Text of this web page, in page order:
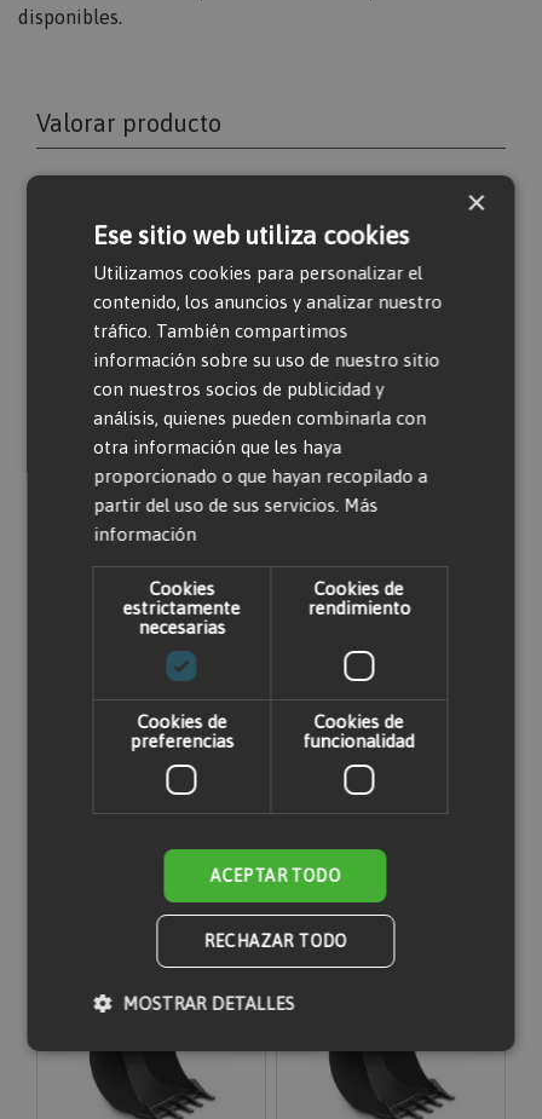
disponibles.
Valorar producto
comentarios. Por favor,iniciar sesiónocrear
una cuenta
Productos relacionados
No está disponible
Cazo 1CX 60 cm
Añadir al carrito
×
Ese sitio web utiliza cookies
Utilizamos cookies para personalizar el
contenido, los anuncios y analizar nuestro
tráfico. También compartimos
información sobre su uso de nuestro sitio
con nuestros socios de publicidad y
análisis, quienes pueden combinarla con
otra información que les haya
proporcionado o que hayan recopilado a
partir del uso de sus servicios. Más
información
Cookies
estrictamente
necesarias
Cookies de
rendimiento
Cookies de
preferencias
Cookies de
funcionalidad
ACEPTAR TODO
RECHAZAR TODO
MOSTRAR DETALLES
Cookies estrictamente necesarias